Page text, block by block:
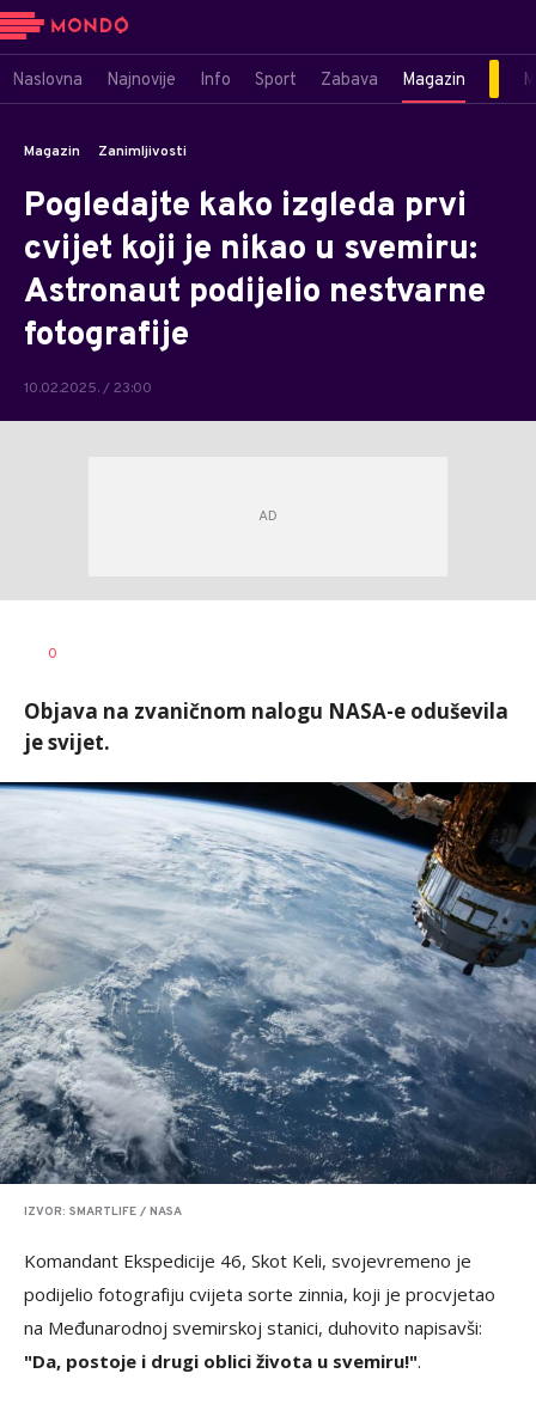
Naslovna Najnovije Info Sport Zabava Magazin
Magazin Zanimljivosti
Pogledajte kako izgleda prvi
cvijet koji je nikao u svemiru:
Astronaut podijelio nestvarne
fotografije
10.02.2025. / 23:00
AUTOR
0
Objava na zvaničnom nalogu NASA-e oduševila
je svijet.
IZVOR: SMARTLIFE / NASA
Komandant Ekspedicije 46, Skot Keli, svojevremeno je
podijelio fotografiju cvijeta sorte zinnia, koji je procvjetao
na Međunarodnoj svemirskoj stanici, duhovito napisavši:
"Da, postoje i drugi oblici života u svemiru!".